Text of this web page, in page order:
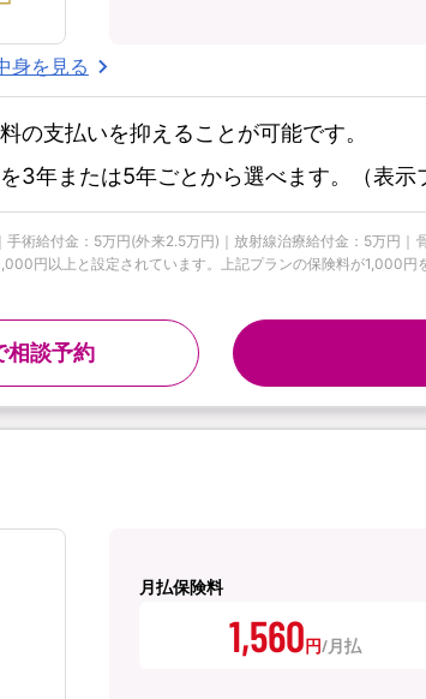
身を見る
の支払いを抑えることが可能です。
3年または5年ごとから選べます。（表示
術給付金：5万円(外来2.5万円)｜放射線治療給付金：5万円
円以上と設定されています。上記プランの保険料が1,000円
相談予約
月払保険料
1,560円